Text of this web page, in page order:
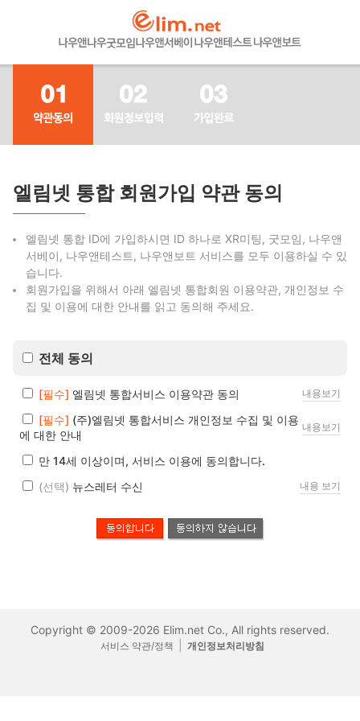
엘림넷 통합 회원가입 약관 동의
엘림넷 통합 ID에 가입하시면 ID 하나로 XR미팅, 굿모임, 나우앤
서베이, 나우앤테스트, 나우앤보트 서비스를 모두 이용하실 수 있
습니다.
회원가입을 위해서 아래 엘림넷 통합회원 이용약관, 개인정보 수
집 및 이용에 대한 안내를 읽고 동의해 주세요.
전체 동의
[필수] 엘림넷 통합서비스 이용약관 동의 내용보기
[필수] (주)엘림넷 통합서비스 개인정보 수집 및 이용
에 대한 안내
내용보기
만 14세 이상이며, 서비스 이용에 동의합니다.
(선택) 뉴스레터 수신 내용 보기
Copyright © 2009-2026 Elim.net Co., All rights reserved.
서비스 약관/정책 개인정보처리방침